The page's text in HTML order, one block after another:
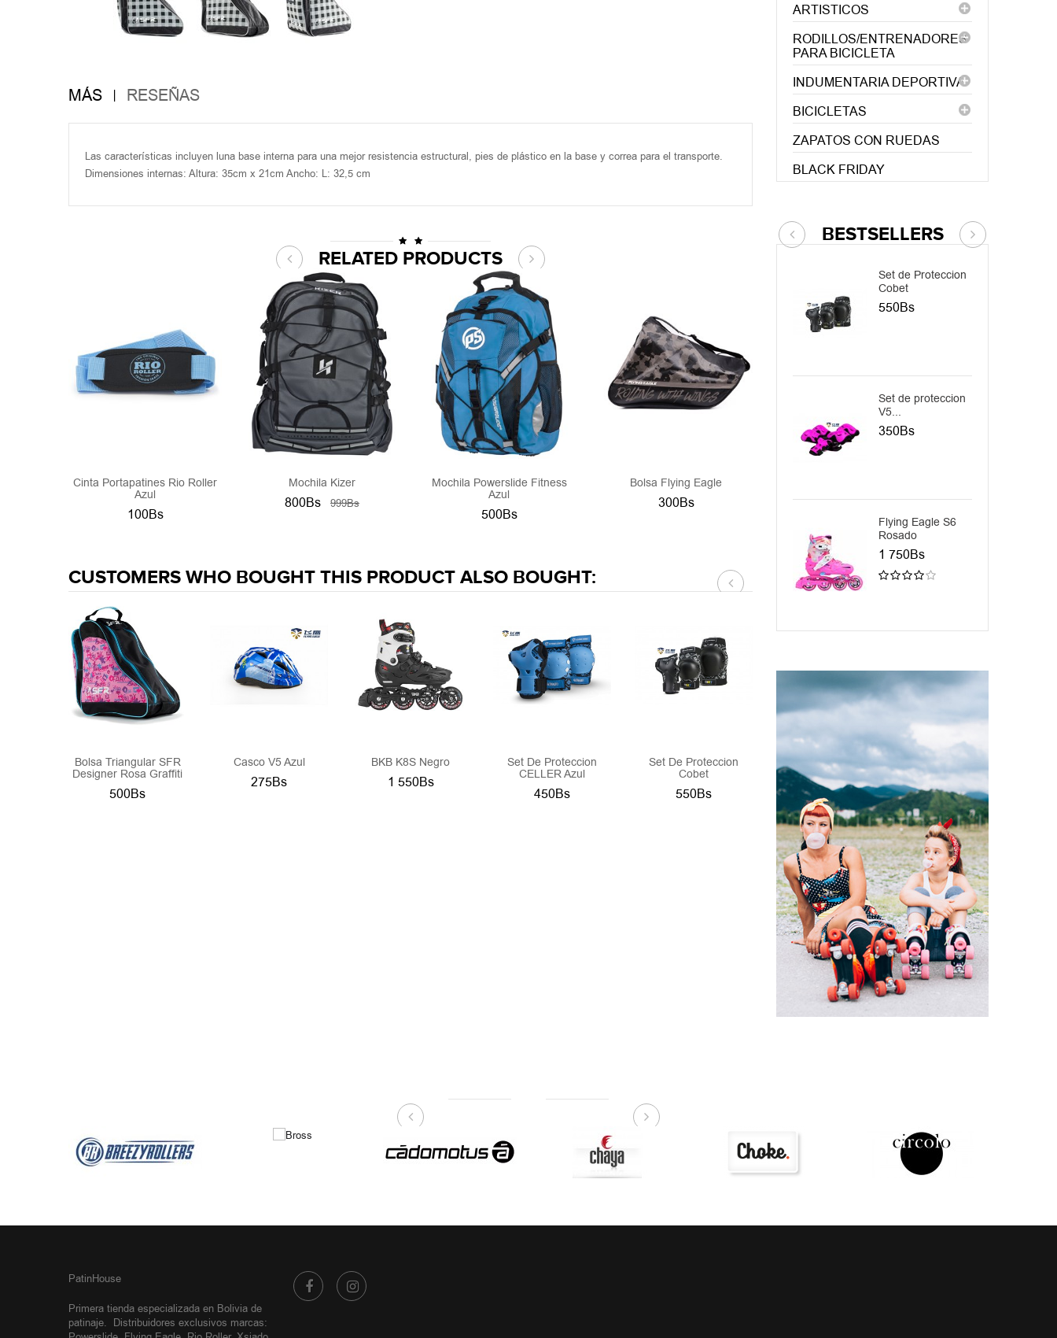
MÁS RESEÑAS
Las características incluyen luna base interna para una mejor resistencia estructural, pies de plástico en la base y correa para el transporte.
Dimensiones internas: Altura: 35cm x 21cm Ancho: L: 32,5 cm
RELATED PRODUCTS
Cinta Portapatines Rio Roller
Azul
100Bs
Mochila Kizer
800Bs 999Bs
Mochila Powerslide Fitness
Azul
500Bs
Bolsa Flying Eagle
300Bs 999Bs
CUSTOMERS WHO BOUGHT THIS PRODUCT ALSO BOUGHT:
Bolsa Triangular SFR
Designer Rosa Graffiti
500Bs
Casco V5 Azul
275Bs
BKB K8S Negro
1 550Bs
Set De Proteccion
CELLER Azul
450Bs
Set De Proteccion
Cobet
550Bs
Casco Flying Eagle
PRO H1 Gris
700Bs
Casco Flying Eagle
Rider PRO Junior Rosa
700Bs
ARTISTICOS
RODILLOS/ENTRENADORES
PARA BICICLETA
INDUMENTARIA DEPORTIVA
BICICLETAS
ZAPATOS CON RUEDAS
BLACK FRIDAY
BESTSELLERS
Set de Proteccion
550Bs
Set de proteccion
350Bs
Flying Eagle S6
Rosado
1 750Bs
PatinHouse
Primera tienda especializada en Bolivia de
patinaje. Distribuidores exclusivos marcas: